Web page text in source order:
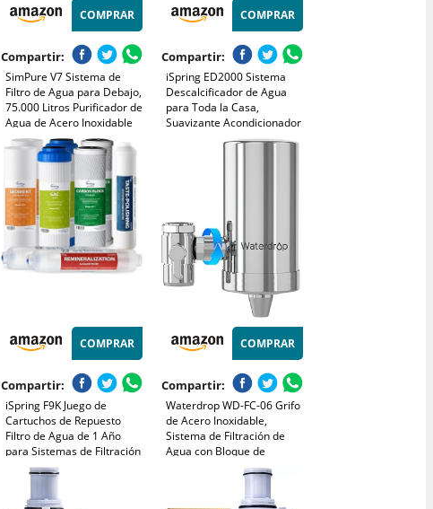
COMPRAR
Compartir:
SimPure V7 Sistema de
Filtro de Agua para Debajo,
75.000 Litros Purificador de
Agua de Acero Inoxidable
de 5 Etapas, Reduce 99%
Plomo, Cloro, Sabores y
Olores, Conexión Directa al
Grifo de la Cocina
COMPRAR
Compartir:
iSpring ED2000 Sistema
Descalcificador de Agua
para Toda la Casa,
Suavizante Acondicionador
de Agua Dura sin Sal
COMPRAR
Compartir:
iSpring F9K Juego de
Cartuchos de Repuesto
Filtro de Agua de 1 Año
para Sistemas de Filtración
de Ósmosis Inversa de
Minerales Alcalinos de 6
Etapas, sin Membrana,
COMPRAR
Compartir:
Waterdrop WD-FC-06 Grifo
de Acero Inoxidable,
Sistema de Filtración de
Agua con Bloque de
Carbón, Elimina el Cloro, los
Metales Pesados y el Mal
Sabor (1 Filtro Incluido)